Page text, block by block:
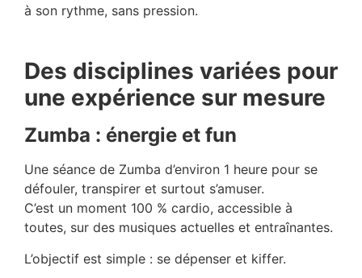
à son rythme, sans pression.
Des disciplines variées pour
une expérience sur mesure
Zumba : énergie et fun
Une séance de Zumba d’environ 1 heure pour se
défouler, transpirer et surtout s’amuser.
C’est un moment 100 % cardio, accessible à
toutes, sur des musiques actuelles et entraînantes.
L’objectif est simple : se dépenser et kiffer.